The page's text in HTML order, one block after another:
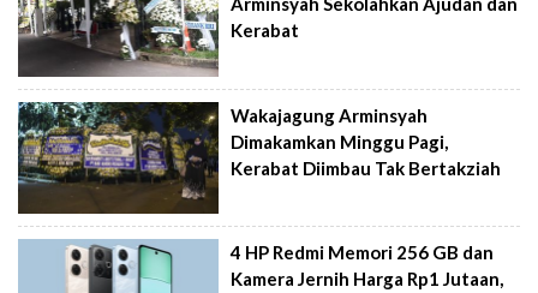
Kerabat
Wakajagung Arminsyah
Dimakamkan Minggu Pagi,
Kerabat Diimbau Tak Bertakziah
4 HP Redmi Memori 256 GB dan
Kamera Jernih Harga Rp1 Jutaan,